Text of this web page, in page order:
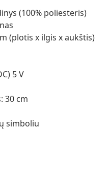
(100% poliesteris)
(plotis x ilgis x aukštis)
5 V
30 cm
simboliu